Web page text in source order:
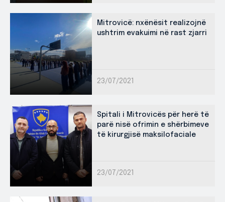
Mitrovicë: nxënësit realizojnë
ushtrim evakuimi në rast zjarri
23/07/2021
Spitali i Mitrovicës për herë të
parë nisë ofrimin e shërbimeve
të kirurgjisë maksilofaciale
23/07/2021